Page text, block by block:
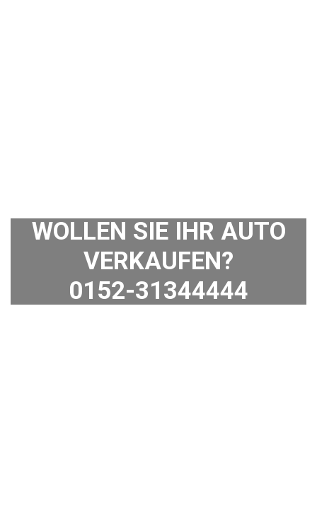
WOLLEN SIE IHR AUTO
VERKAUFEN?
0152-31344444